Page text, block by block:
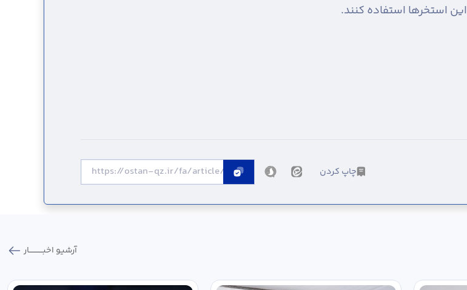
استخرها استفاده کنند.
چاپ کردن
آرشیو اخبـــــــــــار